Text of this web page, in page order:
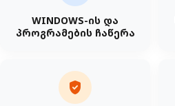
WINDOWS-ის და
პროგრამების ჩაწერა
verified_user